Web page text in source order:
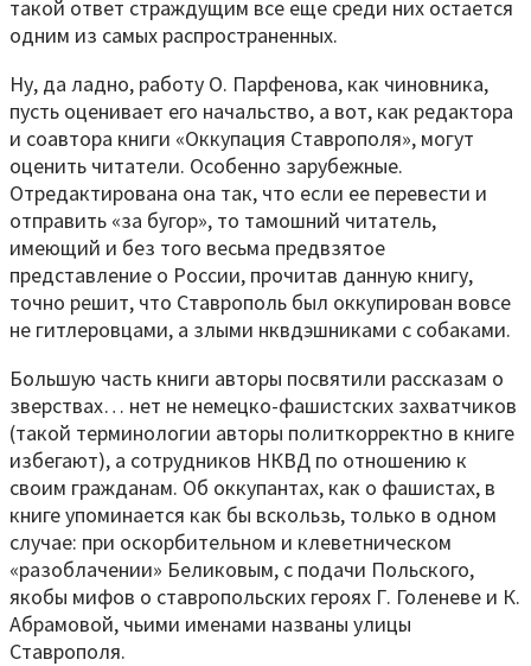
такой ответ страждущим все еще среди них остается
одним из самых распространенных.
Ну, да ладно, работу О. Парфенова, как чиновника,
пусть оценивает его начальство, а вот, как редактора
и соавтора книги «Оккупация Ставрополя», могут
оценить читатели. Особенно зарубежные.
Отредактирована она так, что если ее перевести и
отправить «за бугор», то тамошний читатель,
имеющий и без того весьма предвзятое
представление о России, прочитав данную книгу,
точно решит, что Ставрополь был оккупирован вовсе
не гитлеровцами, а злыми нквдэшниками с собаками.
Большую часть книги авторы посвятили рассказам о
зверствах… нет не немецко-фашистских захватчиков
(такой терминологии авторы политкорректно в книге
избегают), а сотрудников НКВД по отношению к
своим гражданам. Об оккупантах, как о фашистах, в
книге упоминается как бы вскользь, только в одном
случае: при оскорбительном и клеветническом
«разоблачении» Беликовым, с подачи Польского,
якобы мифов о ставропольских героях Г. Голеневе и К.
Абрамовой, чьими именами названы улицы
Ставрополя.